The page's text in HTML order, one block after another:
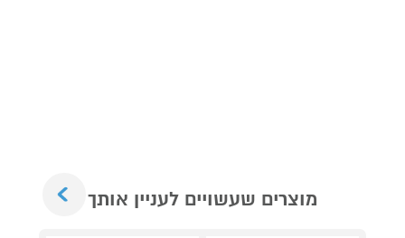
מוצרים שעשויים לעניין אותך